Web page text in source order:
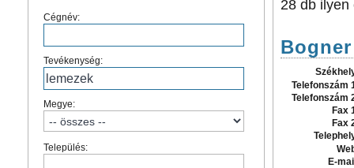
Cégnév:
Tevékenység:
Megye:
Település:
28 db ilyen
Telefonszám
Telefonszám
Fax
Fax
E-